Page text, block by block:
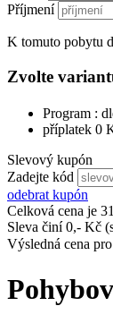
Příjmení
K tomuto pobytu
Zvolte
Program :
příplatek 0
Slevový kupón
Zadejte kód
odebrat kupón
Celková cena je
Sleva činí0,- Kč
Výsledná cena pro